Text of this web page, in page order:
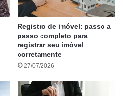
Registro de imóvel: passo a
passo completo para
registrar seu imóvel
corretamente
27/07/2026